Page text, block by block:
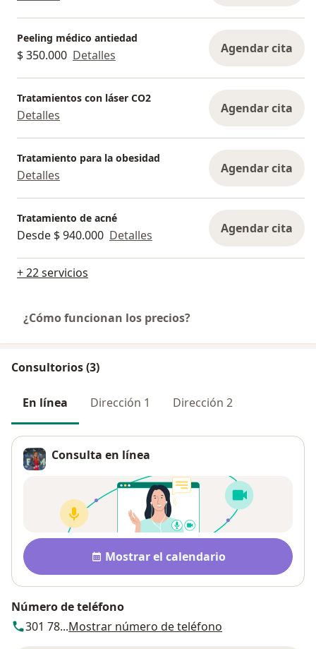
Peeling médico antiedad
$ 350.000 Detalles Agendar cita
Tratamientos con láser CO2
Detalles Agendar cita
Tratamiento para la obesidad
Detalles Agendar cita
Tratamiento de acné
Desde $ 940.000 Detalles Agendar cita
+ 22 servicios
¿Cómo funcionan los precios?
Consultorios (3)
En línea Dirección 1 Dirección 2
Consulta en línea
Disponibilidad
Mostrar el calendario
Número de teléfono
301 78...Mostrar número de teléfono